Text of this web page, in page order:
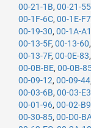
00-21-1B, 00-21-55
00-1F-6C, 00-1E-F7
00-19-30, 00-1A-A1
00-13-5F, 00-13-60,
00-13-7F, 00-0E-83,
00-0B-BE, 00-0B-
00-09-12, 00-09-44
00-03-6B, 00-03-E3
00-01-96, 00-02-B9
00-30-85, 00-D0-